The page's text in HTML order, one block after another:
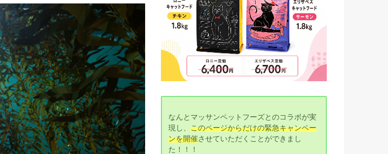
なんとマッサンペットフーズとのコラボが実
現し、このページからだけの緊急キャンペー
ンを開催させていただくことができまし
た！！！